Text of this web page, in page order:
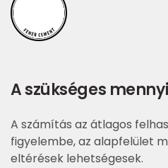
A szükséges
A számítás az átlagos
figyelembe, az alapfelület
eltérések lehetségesek.